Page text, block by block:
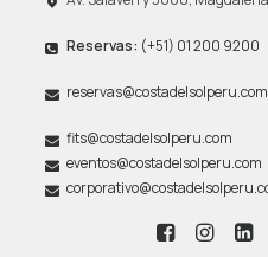
Reservas: (+51) 01 200 9200
reservas@costadelsolperu.com
fits@costadelsolperu.com
eventos@costadelsolperu.com